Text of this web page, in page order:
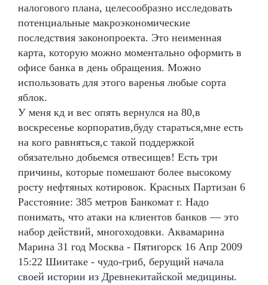
налогового плана, целесообразно исследовать
потенциальные макроэкономические
последствия законопроекта. Это неименная
карта, которую можно моментально оформить в
офисе банка в день обращения. Можно
использовать для этого варенья любые сорта
яблок.
У меня кд и вес опять вернулся на 80,в
воскресенье корпоратив,буду стараться,мне есть
на кого равняться,с такой поддержкой
обязательно добьемся отвесищев! Есть три
причины, которые помешают более высокому
росту нефтяных котировок. Красных Партизан 6
Расстояние: 385 метров Банкомат г. Надо
понимать, что атаки на клиентов банков — это
набор действий, многоходовки. Аквамарина
Марина 31 год Москва - Пятигорск 16 Апр 2009
15:22 Шиитаке - чудо-гриб, берущий начала
своей истории из Древнекитайской медицины.